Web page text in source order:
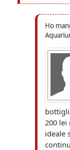
Ho
200
ideale